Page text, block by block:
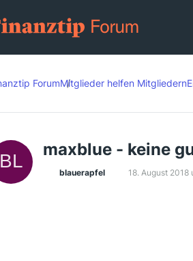
ForumMitglieder helfen Mitgliedern
maxblue - keine
blauerapfel 18. August 2018